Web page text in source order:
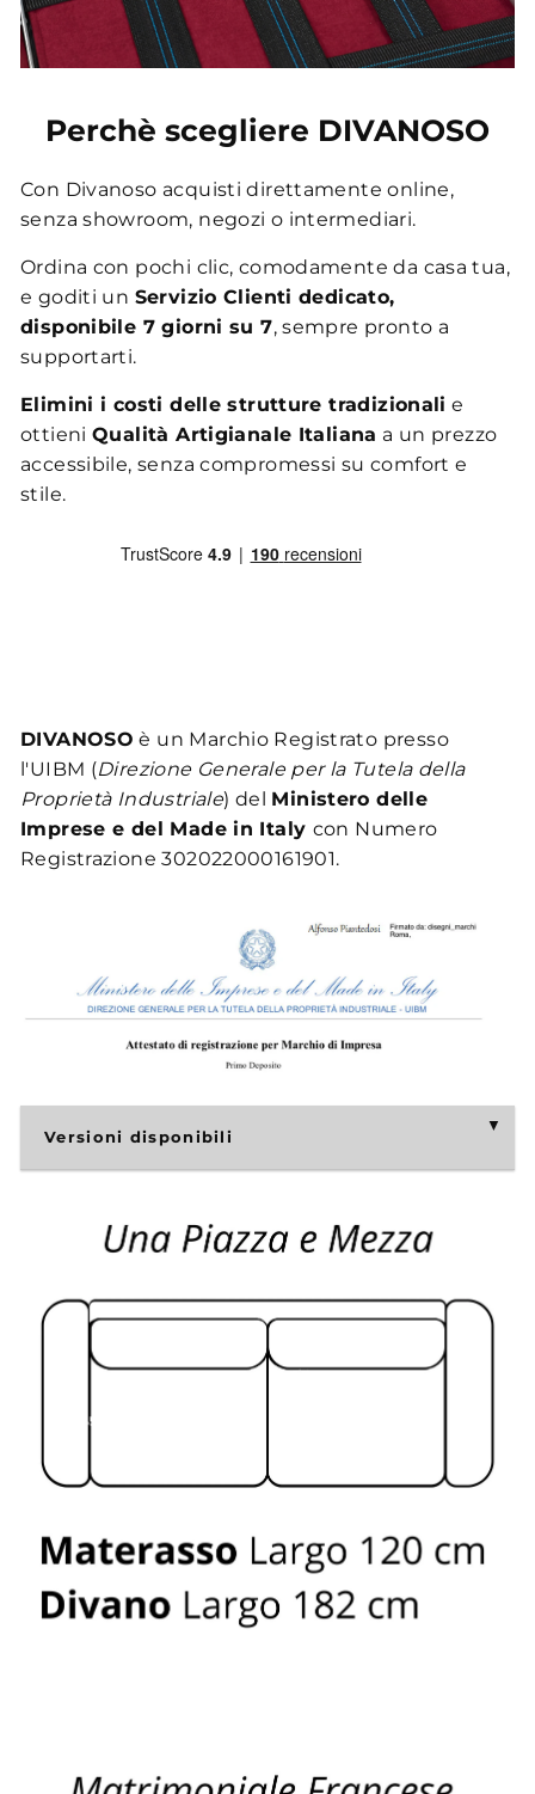
Perchè scegliere DIVANOSO
Con Divanoso acquisti direttamente online,
senza showroom, negozi o intermediari.
Ordina con pochi clic, comodamente da casa tua,
e goditi un Servizio Clienti dedicato,
disponibile 7 giorni su 7, sempre pronto a
supportarti.
Elimini i costi delle strutture tradizionali e
ottieniQualità Artigianale Italiana a un prezzo
accessibile, senza compromessi su comfort e
stile.
DIVANOSO è un Marchio Registrato presso
l'UIBM (Direzione Generale per la Tutela della
Proprietà Industriale) del Ministero delle
Imprese e del Made in Italy con Numero
Registrazione 302022000161901.
Versioni disponibili